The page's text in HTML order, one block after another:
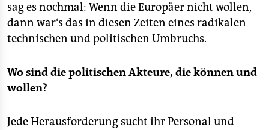
sag es nochmal: Wenn die Europäer nicht wollen,
dann war‘s das in diesen Zeiten eines radikalen
technischen und politischen Umbruchs.
Wo sind die politischen Akteure, die können und
wollen?
Jede Herausforderung sucht ihr Personal und